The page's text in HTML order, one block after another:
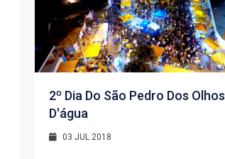
2º Dia Do São Pedro Dos Olhos
D'água
03 JUL 2018